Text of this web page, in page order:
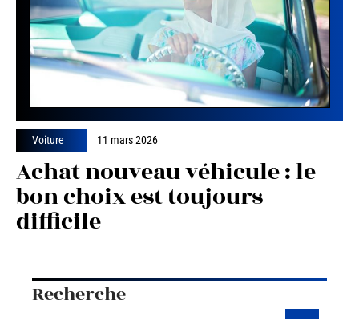
Voiture 11 mars 2026
Achat nouveau véhicule : le
bon choix est toujours
difficile
Recherche